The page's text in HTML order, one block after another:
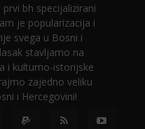
bh specijalizirani
je popularizacija i
svega u Bosni i
stavljamo na
i kulturno-istorijske
zajedno veliku
i Hercegovini!